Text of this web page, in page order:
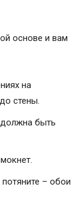
основе и вам
на
стены.
быть
– обои